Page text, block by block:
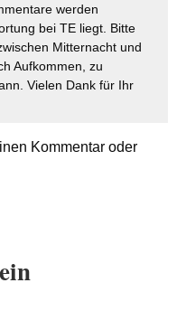
werden
bei TE liegt. Bitte
Mitternacht und
Aufkommen, zu
Vielen Dank für Ihr
Kommentar oder